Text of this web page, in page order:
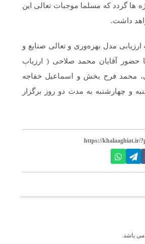
ها گردد که مسلما موجبات تعالی این
داشت.
مدل بهره‌وری و تعالی صنایع و
حضور آقایان محمد صلاحی ( ارزیاب
محمد فرح بخش و اسماعیل خفاجه
و چهارشنبه به مدت دو روز برگزار
https://khalaaghiat.ir/
باشد.